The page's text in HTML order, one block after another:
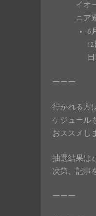
イオ
ニア
6
ーーー
行かれる方
ケジュール
おススメし
抽選結果は4
次第、記事
ーーー